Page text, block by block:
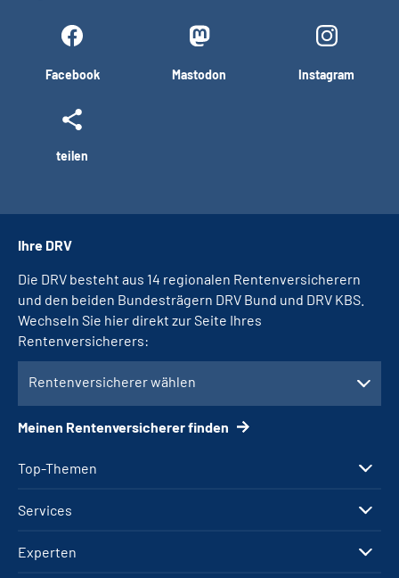
Facebook Mastodon Instagram
teilen
Top-Themen
Services
Experten
Ihre DRV
Die DRV besteht aus 14 regionalen Rentenversicherern
und den beiden Bundesträgern DRV Bund und DRV KBS.
Wechseln Sie hier direkt zur Seite Ihres
Rentenversicherers:
Rentenversicherer wählen
Meinen Rentenversicherer finden